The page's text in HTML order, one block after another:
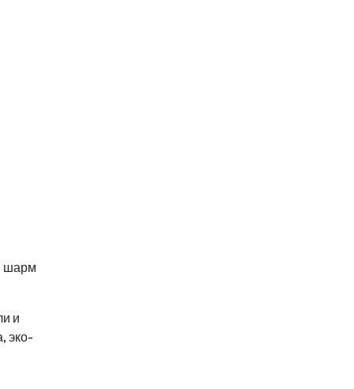
шарм
и
эко-